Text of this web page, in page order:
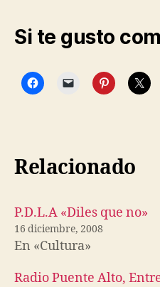
Si te gusto
Relacionado
P.D.L.A «Diles que no»
16 diciembre, 2008
En «Cultura»
Radio Puente Alto,